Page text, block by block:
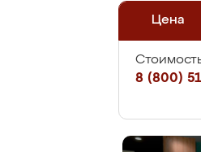
Цена
8 (800)